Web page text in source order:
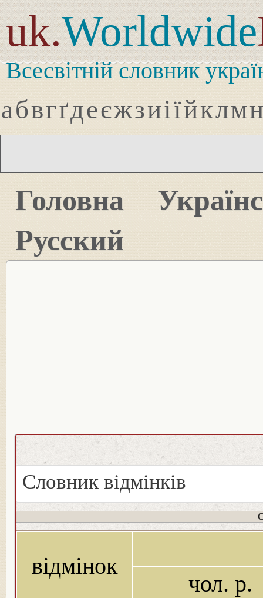
uk.Worldwide
Всесвітній словник
абвгґдеєжзиіїйклмн
Головна
Русский
Словник відмінків
відмінок
чол. р.